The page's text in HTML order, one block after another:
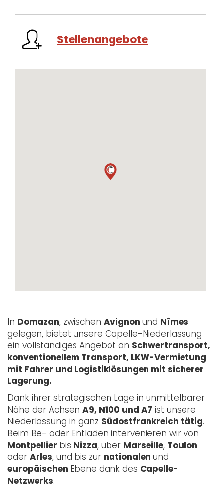
Stellenangebote
In Domazan, zwischen Avignon und Nîmes
gelegen, bietet unsere Capelle-Niederlassung
ein vollständiges Angebot an Schwertransport,
konventionellem Transport, LKW-Vermietung
mit Fahrer und Logistiklösungen mit sicherer
Lagerung.
Dank ihrer strategischen Lage in unmittelbarer
Nähe der Achsen A9, N100 und A7 ist unsere
Niederlassung in ganz Südostfrankreich tätig.
Beim Be- oder Entladen intervenieren wir von
Montpellier bis Nizza, über Marseille, Toulon
oder Arles, und bis zur nationalen und
europäischen Ebene dank des Capelle-
Netzwerks.